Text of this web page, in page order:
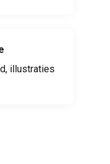
illustraties